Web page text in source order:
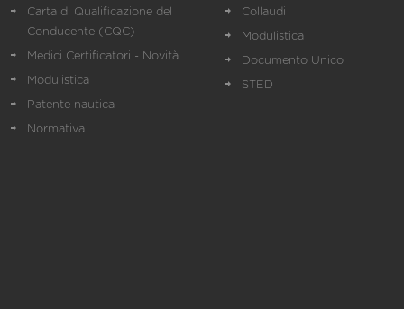
Carta di Qualificazione del
Conducente (CQC)
Medici Certificatori - Novità
Modulistica
Patente nautica
Normativa
Collaudi
Modulistica
Documento Unico
STED